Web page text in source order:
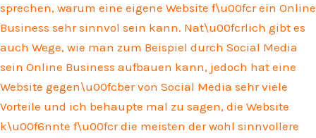
sprechen, warum eine eigene Website f\u00fcr ein Online
Business sehr sinnvol sein kann. Nat\u00fcrlich gibt es
auch Wege, wie man zum Beispiel durch Social Media
sein Online Business aufbauen kann, jedoch hat eine
Website gegen\u00fcber von Social Media sehr viele
Vorteile und ich behaupte mal zu sagen, die Website
k\u00f6nnte f\u00fcr die meisten der wohl sinnvollere